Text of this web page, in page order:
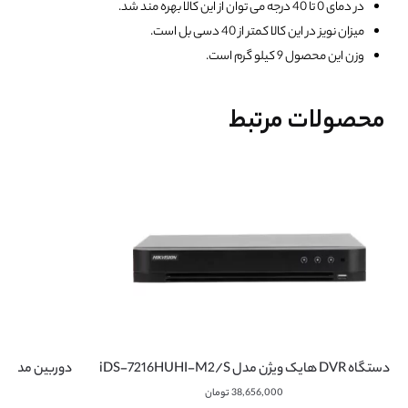
در دمای 0 تا 40 درجه می توان از این کالا بهره مند شد.
میزان نویز در این کالا کمتر از 40 دسی بل است.
وزن این محصول 9 کیلو گرم است.
محصولات مرتبط
دستگاه DVR هایک ویژن مدل iDS-7216HUHI-M2/S
38,656,000تومان